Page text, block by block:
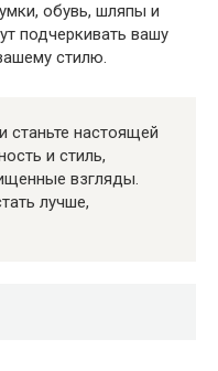
обувь, шляпы и
подчеркивать вашу
стилю.
станьте настоящей
и стиль,
взгляды.
лучше,